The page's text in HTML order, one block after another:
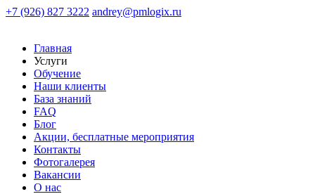
+7 (926) 827 3222 andrey@pmlogix.ru
Главная
Услуги
Обучение
Наши клиенты
База знаний
FAQ
Блог
Акции, бесплатные мероприятия
Контакты
Фотогалерея
Вакансии
О нас